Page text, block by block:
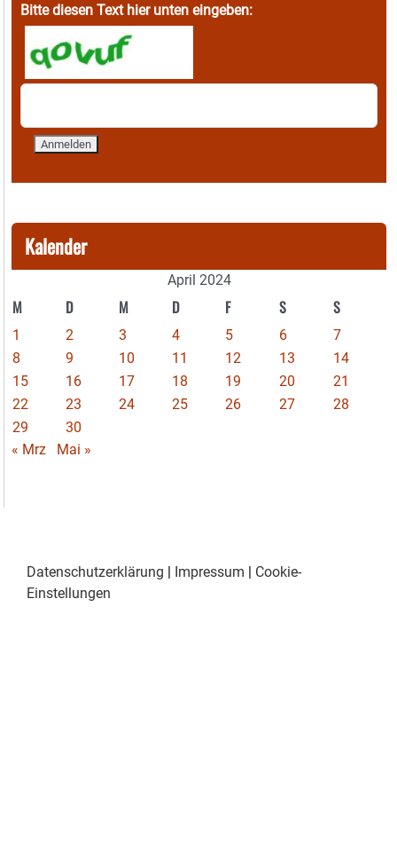
Bitte diesen Text hier unten eingeben:
Kalender
April 2024
M D M D F S S
1 2 3 4 5 6
7
8
9 10 11 12 13
14
15
16 17 18 19 20
21
22
23 24 25 26 27
28
29
30
« Mrz
Mai »
Datenschutzerklärung | Impressum | Cookie-
Einstellungen